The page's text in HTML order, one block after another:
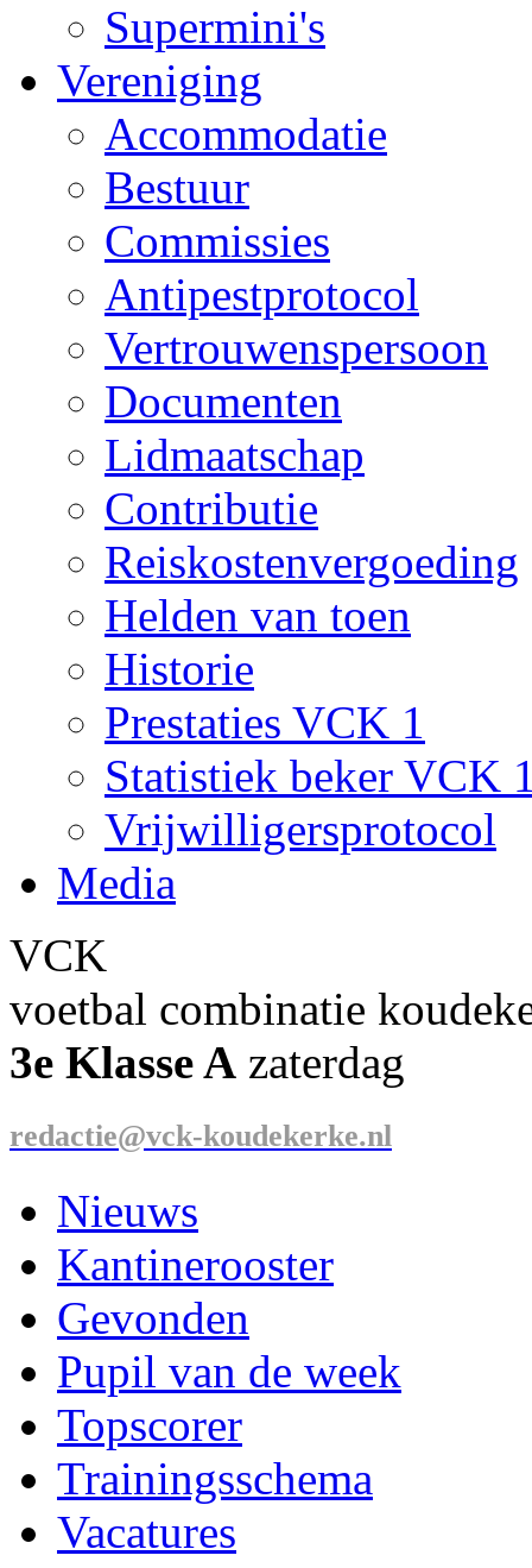
Supermini's
Vereniging
Accommodatie
Bestuur
Commissies
Antipestprotocol
Vertrouwenspersoon
Documenten
Lidmaatschap
Contributie
Reiskostenvergoeding
Helden van toen
Historie
Prestaties VCK 1
Statistiek beker VCK
Vrijwilligersprotocol
Media
VCK
voetbal combinatie
3e Klasse A zaterdag
redactie@vck-koudekerke.nl
Nieuws
Kantinerooster
Gevonden
Pupil van de week
Topscorer
Trainingsschema
Vacatures